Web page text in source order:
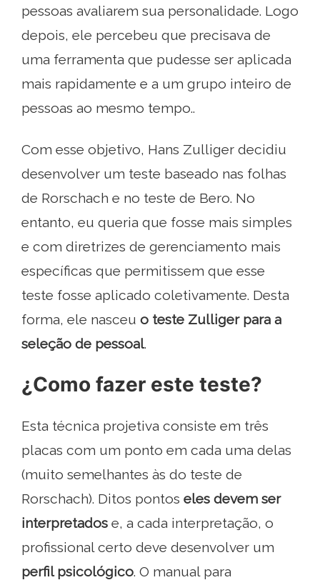
pessoas avaliarem sua personalidade. Logo
depois, ele percebeu que precisava de
uma ferramenta que pudesse ser aplicada
mais rapidamente e a um grupo inteiro de
pessoas ao mesmo tempo..
Com esse objetivo, Hans Zulliger decidiu
desenvolver um teste baseado nas folhas
de Rorschach e no teste de Bero. No
entanto, eu queria que fosse mais simples
e com diretrizes de gerenciamento mais
específicas que permitissem que esse
teste fosse aplicado coletivamente. Desta
forma, ele nasceu o teste Zulliger para a
seleção de pessoal.
¿Como fazer este teste?
Esta técnica projetiva consiste em três
placas com um ponto em cada uma delas
(muito semelhantes às do teste de
Rorschach). Ditos pontos eles devem ser
interpretados e, a cada interpretação, o
profissional certo deve desenvolver um
perfil psicológico. O manual para